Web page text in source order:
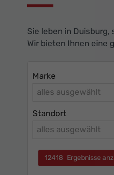
Sie leben in
Wir bieten Ihnen eine
Marke
alles ausgewählt
Standort
alles ausgewählt
12418 Ergebnisse